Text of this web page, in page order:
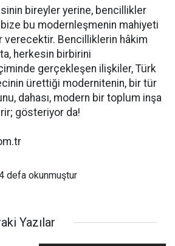
bireyler yerine, bencillikler
bize bu modernleşmenin mahiyeti
verecektir. Bencilliklerin hâkim
herkesin birbirini
gerçekleşen ilişkiler, Türk
ürettiği modernitenin, bir tür
dahası, modern bir toplum inşa
gösteriyor da!
defa okunmuştur
Yazılar